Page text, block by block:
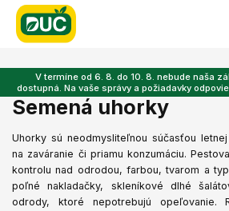
Prejsť
obsah
V termíne od 6. 8. do 10. 8. nebude naša
dostupná. Na vaše správy a požiadavky
Semená uhorky
Uhorky sú neodmysliteľnou súčasťou
na zaváranie či priamu konzumáciu.
kontrolu nad odrodou, farbou, tvarom a
poľné nakladačky, skleníkové dlhé
odrody, ktoré nepotrebujú opeľovanie.